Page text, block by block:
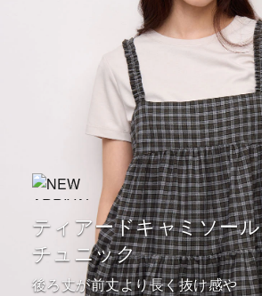
ティアードキャミソール
チュニック
後ろ丈が前丈より長く抜け感や